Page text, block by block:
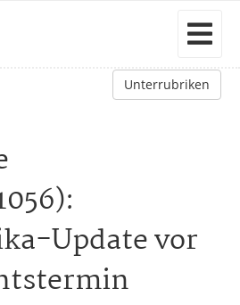
Unterrubriken
Update vor